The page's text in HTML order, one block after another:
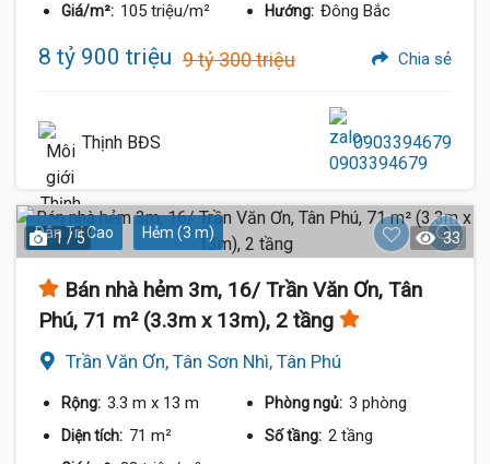
Giá/m²: 105 triệu/m² Hướng: Đông Bắc
8 tỷ 900 triệu 9 tỷ 300 triệu Chia sẻ
Thịnh BĐS 0903394679
Dân Trí Cao Hẻm (3 m)
1 / 5 33
Bán nhà hẻm 3m, 16/ Trần Văn Ơn, Tân
Phú, 71 m² (3.3m x 13m), 2 tầng
Trần Văn Ơn, Tân Sơn Nhì, Tân Phú
Rộng: 3.3 m x 13 m Phòng ngủ: 3 phòng
Diện tích: 71 m² Số tầng: 2 tầng